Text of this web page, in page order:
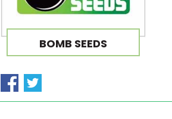
BOMB SEEDS